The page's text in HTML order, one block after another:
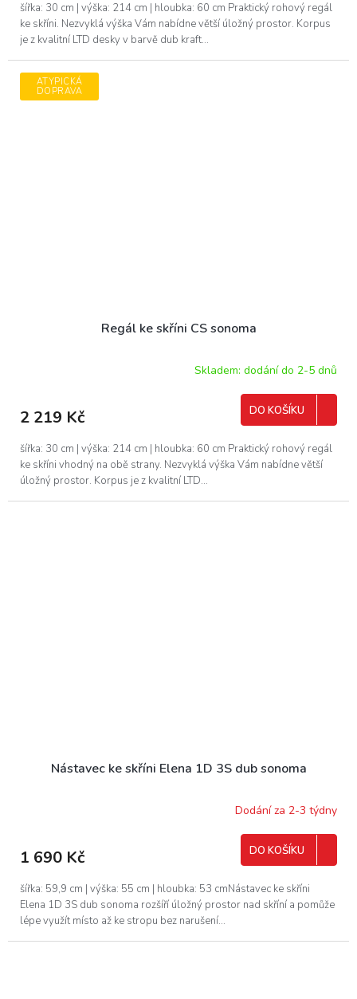
šířka: 30 cm | výška: 214 cm | hloubka: 60 cm Praktický rohový regál
ke skříni. Nezvyklá výška Vám nabídne větší úložný prostor. Korpus
je z kvalitní LTD desky v barvě dub kraft...
ATYPICKÁ
DOPRAVA
Regál ke skříni CS sonoma
Skladem: dodání do 2-5 dnů
2 219 Kč DO KOŠÍKU
šířka: 30 cm | výška: 214 cm | hloubka: 60 cm Praktický rohový regál
ke skříni vhodný na obě strany. Nezvyklá výška Vám nabídne větší
úložný prostor. Korpus je z kvalitní LTD...
Nástavec ke skříni Elena 1D 3S dub sonoma
Dodání za 2-3 týdny
1 690 Kč DO KOŠÍKU
šířka: 59,9 cm | výška: 55 cm | hloubka: 53 cmNástavec ke skříni
Elena 1D 3S dub sonoma rozšíří úložný prostor nad skříní a pomůže
lépe využít místo až ke stropu bez narušení...